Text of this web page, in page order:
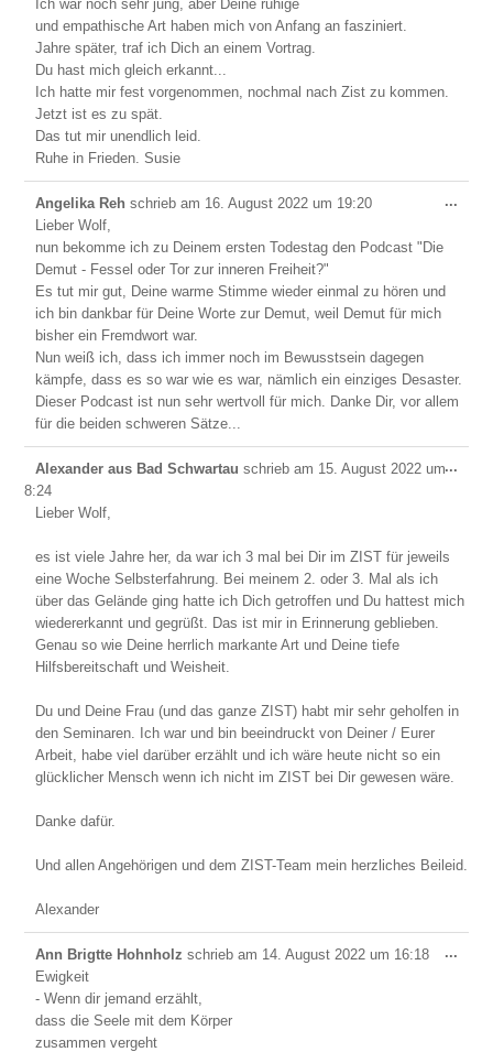
Ich war noch sehr jung, aber Deine ruhige
und empathische Art haben mich von Anfang an fasziniert.
Jahre später, traf ich Dich an einem Vortrag.
Du hast mich gleich erkannt...
Ich hatte mir fest vorgenommen, nochmal nach Zist zu kommen.
Jetzt ist es zu spät.
Das tut mir unendlich leid.
Ruhe in Frieden. Susie
Angelika Rehschrieb am 16. August 2022 um 19:20
Lieber Wolf,
nun bekomme ich zu Deinem ersten Todestag den Podcast "Die
Demut - Fessel oder Tor zur inneren Freiheit?"
Es tut mir gut, Deine warme Stimme wieder einmal zu hören und
ich bin dankbar für Deine Worte zur Demut, weil Demut für mich
bisher ein Fremdwort war.
Nun weiß ich, dass ich immer noch im Bewusstsein dagegen
kämpfe, dass es so war wie es war, nämlich ein einziges Desaster.
Dieser Podcast ist nun sehr wertvoll für mich. Danke Dir, vor allem
für die beiden schweren Sätze...
...
Alexander aus Bad Schwartauschrieb am 15. August 2022 um
8:24
Lieber Wolf,
es ist viele Jahre her, da war ich 3 mal bei Dir im ZIST für jeweils
eine Woche Selbsterfahrung. Bei meinem 2. oder 3. Mal als ich
über das Gelände ging hatte ich Dich getroffen und Du hattest mich
wiedererkannt und gegrüßt. Das ist mir in Erinnerung geblieben.
Genau so wie Deine herrlich markante Art und Deine tiefe
Hilfsbereitschaft und Weisheit.
Du und Deine Frau (und das ganze ZIST) habt mir sehr geholfen in
den Seminaren. Ich war und bin beeindruckt von Deiner / Eurer
Arbeit, habe viel darüber erzählt und ich wäre heute nicht so ein
glücklicher Mensch wenn ich nicht im ZIST bei Dir gewesen wäre.
Danke dafür.
Und allen Angehörigen und dem ZIST-Team mein herzliches Beileid.
Alexander
...
Ann Brigtte Hohnholzschrieb am 14. August 2022 um 16:18
Ewigkeit
- Wenn dir jemand erzählt,
dass die Seele mit dem Körper
zusammen vergeht
...